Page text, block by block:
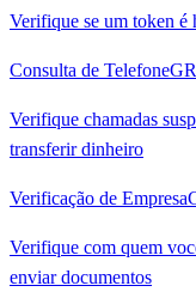
Verifique se um token
Consulta de Telefone
Verifique chamadas
transferir dinheiro
Verificação de Empresa
Verifique com quem
enviar documentos